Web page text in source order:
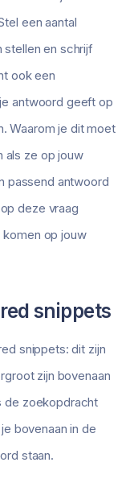
een aantal
stellen en schrijf
ook een
antwoord geeft op
Waarom je dit moet
als ze op jouw
passend antwoord
deze vraag
op jouw
snippets
snippets: dit zijn
zijn bovenaan
de zoekopdracht
bovenaan in de
staan.